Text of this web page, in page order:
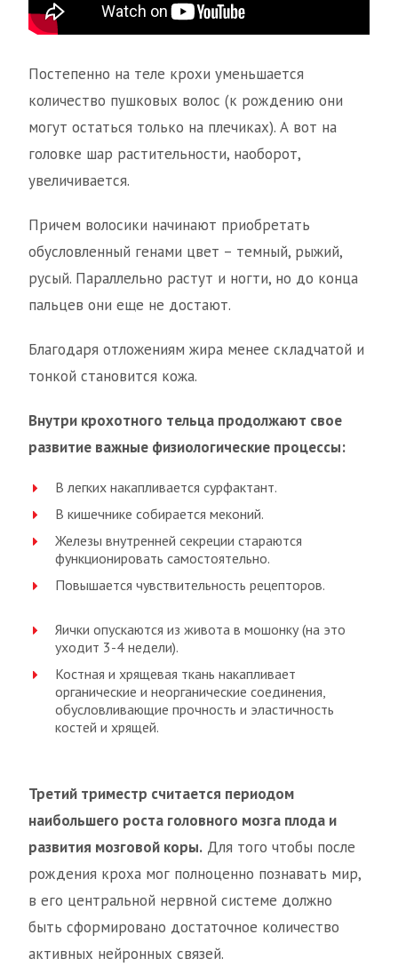
Постепенно на теле крохи уменьшается
количество пушковых волос (к рождению они
могут остаться только на плечиках). А вот на
головке шар растительности, наоборот,
увеличивается.
Причем волосики начинают приобретать
обусловленный генами цвет – темный, рыжий,
русый. Параллельно растут и ногти, но до конца
пальцев они еще не достают.
Благодаря отложениям жира менее складчатой и
тонкой становится кожа.
Внутри крохотного тельца продолжают свое
развитие важные физиологические процессы:
В легких накапливается сурфактант.
В кишечнике собирается меконий.
Железы внутренней секреции стараются
функционировать самостоятельно.
Повышается чувствительность рецепторов.
Яички опускаются из живота в мошонку (на это
уходит 3-4 недели).
Костная и хрящевая ткань накапливает
органические и неорганические соединения,
обусловливающие прочность и эластичность
костей и хрящей.
Третий триместр считается периодом
наибольшего роста головного мозга плода и
развития мозговой коры. Для того чтобы после
рождения кроха мог полноценно познавать мир,
в его центральной нервной системе должно
быть сформировано достаточное количество
активных нейронных связей.